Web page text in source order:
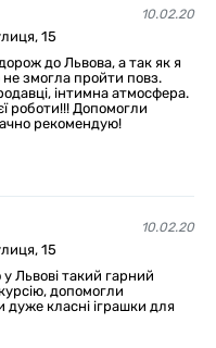
10.02.20
15
до Львова, а так як я
змогла пройти повз.
інтимна атмосфера.
роботи!!! Допомогли
рекомендую!
10.02.20
15
Львові такий гарний
допомогли
дуже класні іграшки для